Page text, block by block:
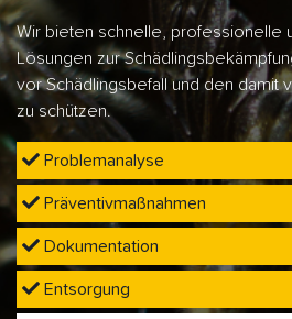
Wir bieten schnelle, professionelle
Lösungen zur
vor Schädlingsbefall und den damit
zu schützen.
Problemanalyse
Präventivmaßnahmen
Dokumentation
Entsorgung